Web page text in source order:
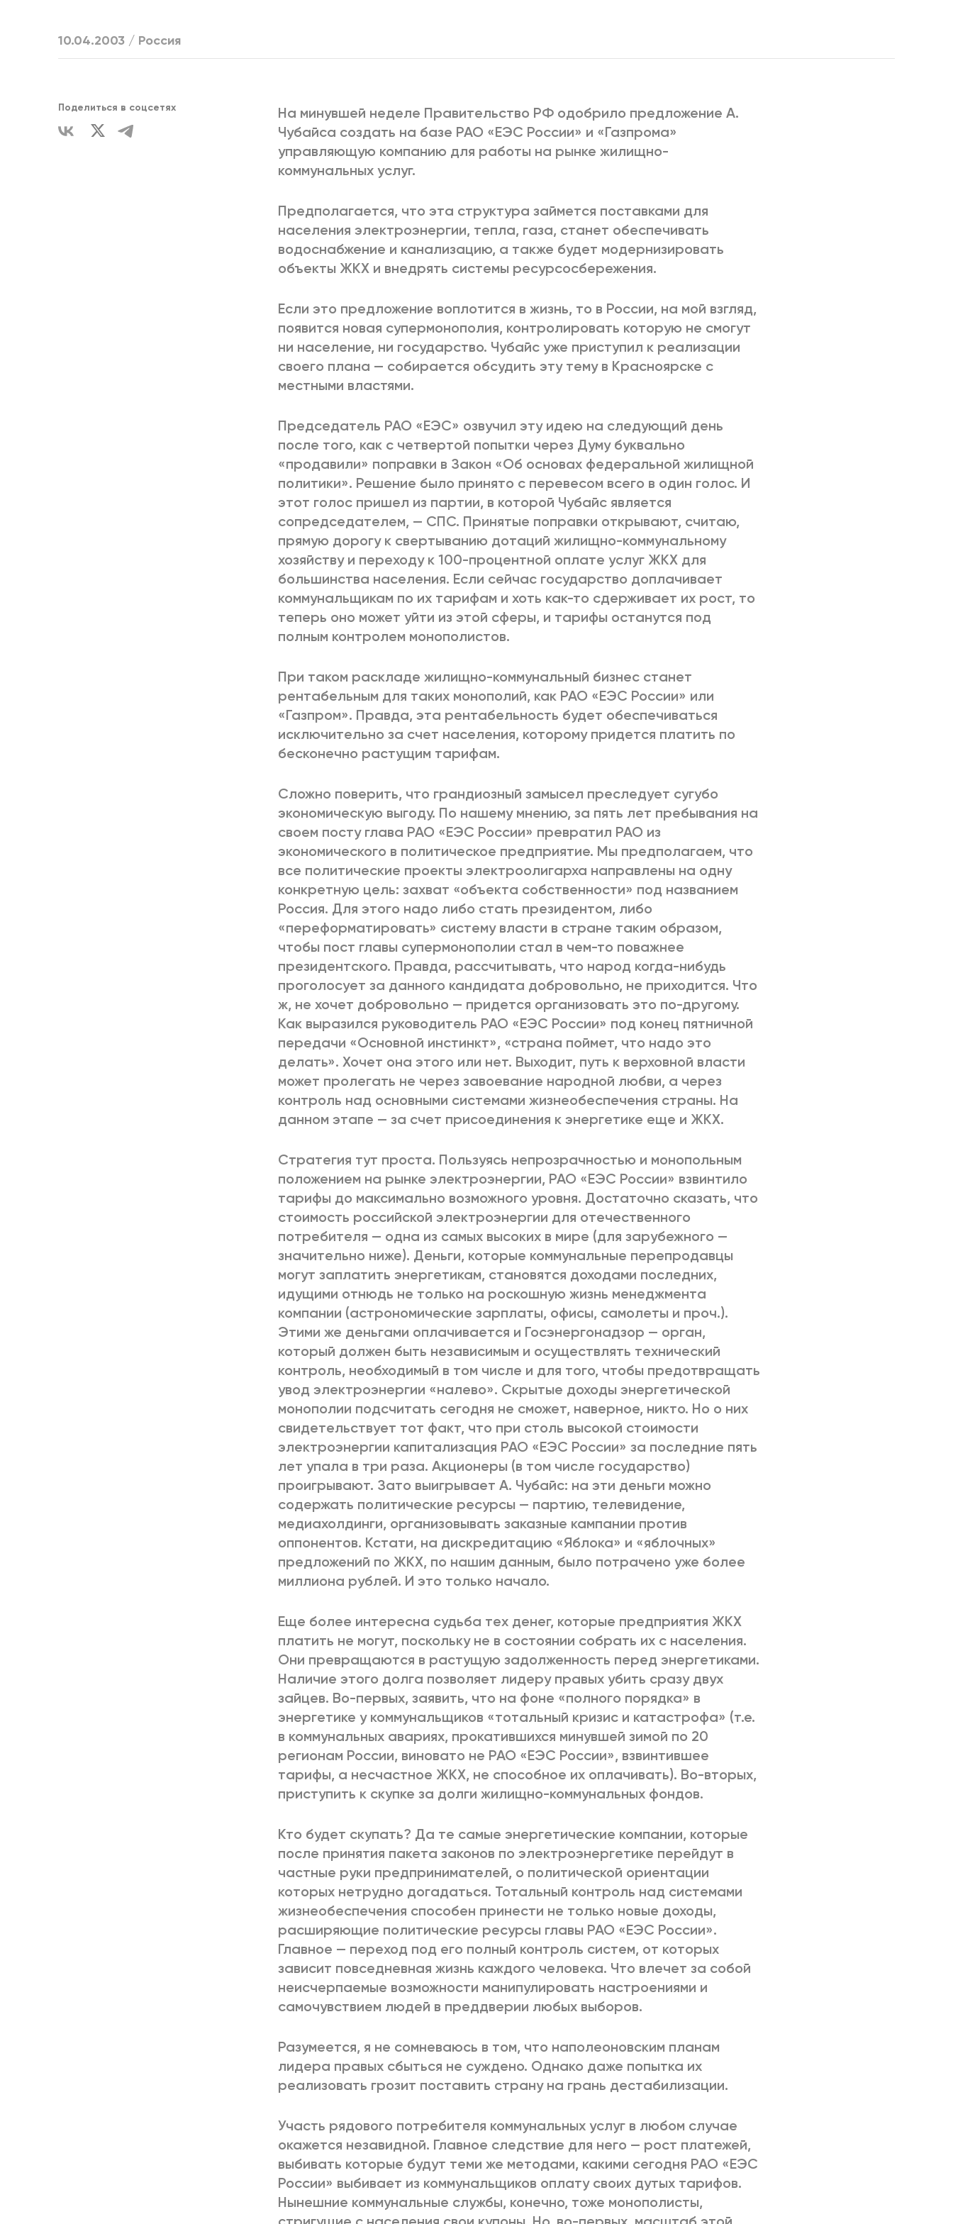
ПОДРОБНЕЕ
ВСЕ КНИГИ
10.04.2003 / Россия
Поделиться в соцсетях
На минувшей неделе Правительство РФ одобрило предложение А.
Чубайса создать на базе РАО «ЕЭС России» и «Газпрома»
управляющую компанию для работы на рынке жилищно-
коммунальных услуг.
Предполагается, что эта структура займется поставками для
населения электроэнергии, тепла, газа, станет обеспечивать
водоснабжение и канализацию, а также будет модернизировать
объекты ЖКХ и внедрять системы ресурсосбережения.
Если это предложение воплотится в жизнь, то в России, на мой взгляд,
появится новая супермонополия, контролировать которую не смогут
ни население, ни государство. Чубайс уже приступил к реализации
своего плана — собирается обсудить эту тему в Красноярске с
местными властями.
Председатель РАО «ЕЭС» озвучил эту идею на следующий день
после того, как с четвертой попытки через Думу буквально
«продавили» поправки в Закон «Об основах федеральной жилищной
политики». Решение было принято с перевесом всего в один голос. И
этот голос пришел из партии, в которой Чубайс является
сопредседателем, — СПС. Принятые поправки открывают, считаю,
прямую дорогу к свертыванию дотаций жилищно-коммунальному
хозяйству и переходу к 100-процентной оплате услуг ЖКХ для
большинства населения. Если сейчас государство доплачивает
коммунальщикам по их тарифам и хоть как-то сдерживает их рост, то
теперь оно может уйти из этой сферы, и тарифы останутся под
полным контролем монополистов.
При таком раскладе жилищно-коммунальный бизнес станет
рентабельным для таких монополий, как РАО «ЕЭС России» или
«Газпром». Правда, эта рентабельность будет обеспечиваться
исключительно за счет населения, которому придется платить по
бесконечно растущим тарифам.
Сложно поверить, что грандиозный замысел преследует сугубо
экономическую выгоду. По нашему мнению, за пять лет пребывания на
своем посту глава РАО «ЕЭС России» превратил РАО из
экономического в политическое предприятие. Мы предполагаем, что
все политические проекты электроолигарха направлены на одну
конкретную цель: захват «объекта собственности» под названием
Россия. Для этого надо либо стать президентом, либо
«переформатировать» систему власти в стране таким образом,
чтобы пост главы супермонополии стал в чем-то поважнее
президентского. Правда, рассчитывать, что народ когда-нибудь
проголосует за данного кандидата добровольно, не приходится. Что
ж, не хочет добровольно — придется организовать это по-другому.
Как выразился руководитель РАО «ЕЭС России» под конец пятничной
передачи «Основной инстинкт», «страна поймет, что надо это
делать». Хочет она этого или нет. Выходит, путь к верховной власти
может пролегать не через завоевание народной любви, а через
контроль над основными системами жизнеобеспечения страны. На
данном этапе — за счет присоединения к энергетике еще и ЖКХ.
Стратегия тут проста. Пользуясь непрозрачностью и монопольным
положением на рынке электроэнергии, РАО «ЕЭС России» взвинтило
тарифы до максимально возможного уровня. Достаточно сказать, что
стоимость российской электроэнергии для отечественного
потребителя — одна из самых высоких в мире (для зарубежного —
значительно ниже). Деньги, которые коммунальные перепродавцы
могут заплатить энергетикам, становятся доходами последних,
идущими отнюдь не только на роскошную жизнь менеджмента
компании (астрономические зарплаты, офисы, самолеты и проч.).
Этими же деньгами оплачивается и Госэнергонадзор — орган,
который должен быть независимым и осуществлять технический
контроль, необходимый в том числе и для того, чтобы предотвращать
увод электроэнергии «налево». Скрытые доходы энергетической
монополии подсчитать сегодня не сможет, наверное, никто. Но о них
свидетельствует тот факт, что при столь высокой стоимости
электроэнергии капитализация РАО «ЕЭС России» за последние пять
лет упала в три раза. Акционеры (в том числе государство)
проигрывают. Зато выигрывает А. Чубайс: на эти деньги можно
содержать политические ресурсы — партию, телевидение,
медиахолдинги, организовывать заказные кампании против
оппонентов. Кстати, на дискредитацию «Яблока» и «яблочных»
предложений по ЖКХ, по нашим данным, было потрачено уже более
миллиона рублей. И это только начало.
Еще более интересна судьба тех денег, которые предприятия ЖКХ
платить не могут, поскольку не в состоянии собрать их с населения.
Они превращаются в растущую задолженность перед энергетиками.
Наличие этого долга позволяет лидеру правых убить сразу двух
зайцев. Во-первых, заявить, что на фоне «полного порядка» в
энергетике у коммунальщиков «тотальный кризис и катастрофа» (т.е.
в коммунальных авариях, прокатившихся минувшей зимой по 20
регионам России, виновато не РАО «ЕЭС России», взвинтившее
тарифы, а несчастное ЖКХ, не способное их оплачивать). Во-вторых,
приступить к скупке за долги жилищно-коммунальных фондов.
Кто будет скупать? Да те самые энергетические компании, которые
после принятия пакета законов по электроэнергетике перейдут в
частные руки предпринимателей, о политической ориентации
которых нетрудно догадаться. Тотальный контроль над системами
жизнеобеспечения способен принести не только новые доходы,
расширяющие политические ресурсы главы РАО «ЕЭС России».
Главное — переход под его полный контроль систем, от которых
зависит повседневная жизнь каждого человека. Что влечет за собой
неисчерпаемые возможности манипулировать настроениями и
самочувствием людей в преддверии любых выборов.
Разумеется, я не сомневаюсь в том, что наполеоновским планам
лидера правых сбыться не суждено. Однако даже попытка их
реализовать грозит поставить страну на грань дестабилизации.
Участь рядового потребителя коммунальных услуг в любом случае
окажется незавидной. Главное следствие для него — рост платежей,
выбивать которые будут теми же методами, какими сегодня РАО «ЕЭС
России» выбивает из коммунальщиков оплату своих дутых тарифов.
Нынешние коммунальные службы, конечно, тоже монополисты,